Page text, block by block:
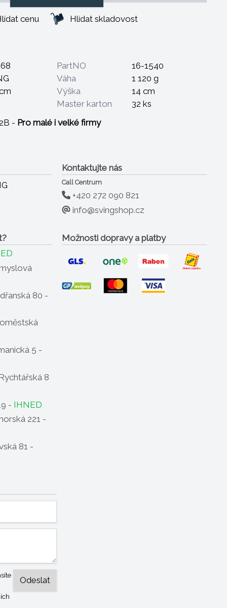
cenu Hlídat skladovost
PartNO
16-1540
Váha
1 120 g
Výška
14 cm
Master karton
32 ks
- Pro malé i velké firmy
Kontaktujte nás
Call Centrum
+420 272 090 821
info@svingshop.cz
80 -
5 -
8
- IHNED
221 -
81 -
Možnosti dopravy a platby